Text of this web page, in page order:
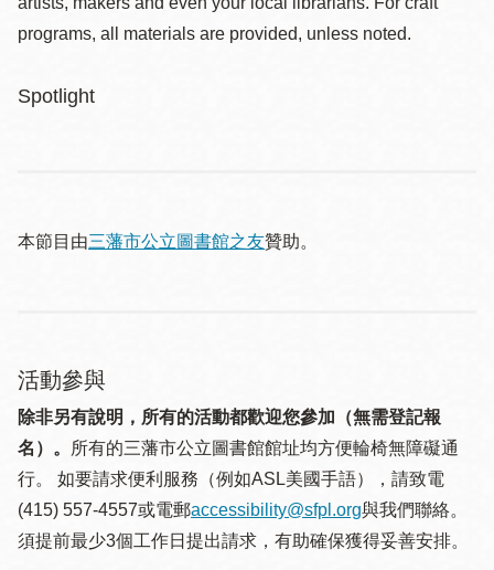
programs, all materials are provided, unless noted.
Spotlight
本節目由三藩市公立圖書館之友贊助。
活動參與
除非另有說明，所有的活動都歡迎您參加（無需登記報
名）。
所有的三藩市公立圖書館館址均方便輪椅無障礙通
行。 如要請求便利服務（例如ASL美國手語），請致電
(415) 557-4557或電郵accessibility@sfpl.org與我們聯絡。
須提 前最少3個工作日提出請求，有助確保獲得妥善安排。